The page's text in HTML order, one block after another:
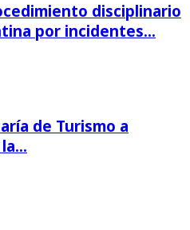
disciplinario
por incidentes…
de Turismo a